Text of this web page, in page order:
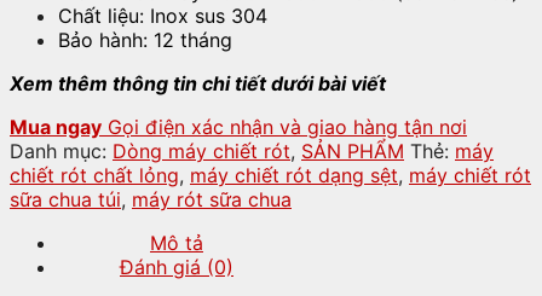
Chất liệu: Inox sus 304
Bảo hành: 12 tháng
Xem thêm thông tin chi tiết dưới bài viết
Mua ngay Gọi điện xác nhận và giao hàng tận nơi
Danh mục: Dòng máy chiết rót, SẢN PHẨM Thẻ: máy
chiết rót chất lỏng, máy chiết rót dạng sệt, máy chiết rót
sữa chua túi, máy rót sữa chua
Mô tả
Đánh giá (0)